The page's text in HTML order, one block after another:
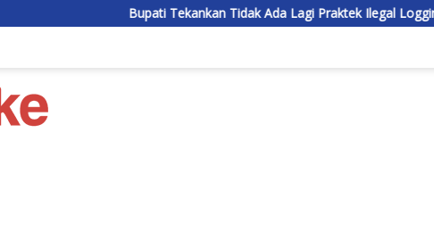
Bupati Tekankan Tidak Ada Lagi Praktek Ilegal Logging di Lamandau